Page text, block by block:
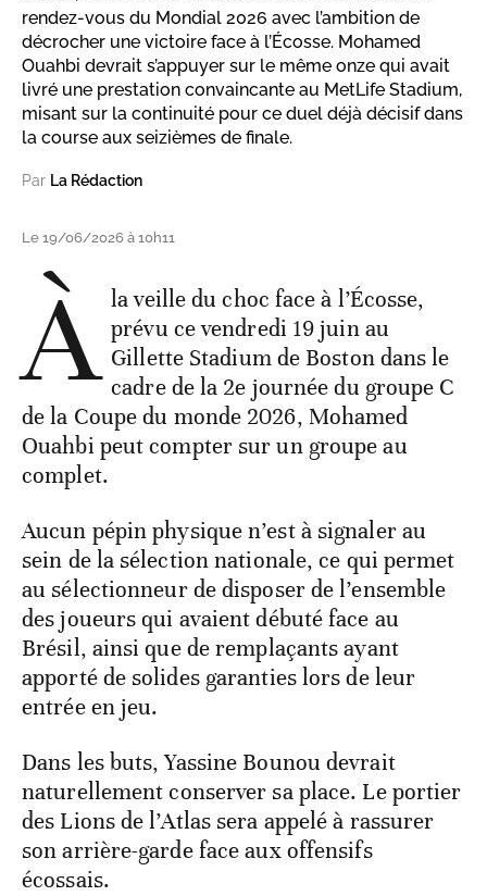
rendez-vous du Mondial 2026 avec l’ambition de
décrocher une victoire face à l’Écosse. Mohamed
Ouahbi devrait s’appuyer sur le même onze qui avait
livré une prestation convaincante au MetLife Stadium,
misant sur la continuité pour ce duel déjà décisif dans
la course aux seizièmes de finale.
Par La Rédaction
Le 19/06/2026 à 10h11
À la veille du choc face à l’Écosse,
prévu ce vendredi 19 juin au
Gillette Stadium de Boston dans le
cadre de la 2e journée du groupe C
de la Coupe du monde 2026, Mohamed
Ouahbi peut compter sur un groupe au
complet.
Aucun pépin physique n’est à signaler au
sein de la sélection nationale, ce qui permet
au sélectionneur de disposer de l’ensemble
des joueurs qui avaient débuté face au
Brésil, ainsi que de remplaçants ayant
apporté de solides garanties lors de leur
entrée en jeu.
Dans les buts, Yassine Bounou devrait
naturellement conserver sa place. Le portier
des Lions de l’Atlas sera appelé à rassurer
son arrière-garde face aux offensifs
écossais.